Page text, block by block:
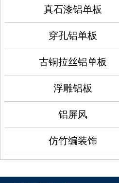
真石漆铝单板
穿孔铝单板
古铜拉丝铝单板
浮雕铝板
铝屏风
仿竹编装饰